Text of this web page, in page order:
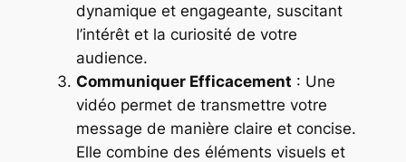
dynamique et engageante, suscitant
l’intérêt et la curiosité de votre
audience.
Communiquer Efficacement : Une
vidéo permet de transmettre votre
message de manière claire et concise.
Elle combine des éléments visuels et